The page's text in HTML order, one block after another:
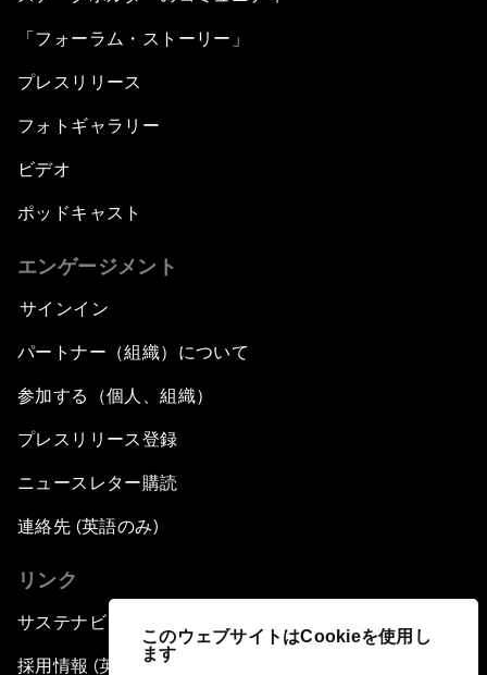
このウェブサイトはCookieを使用し
ます
「フォーラム・ストーリー」
プレスリリース
フォトギャラリー
ビデオ
ポッドキャスト
エンゲージメント
サインイン
パートナー（組織）について
参加する（個人、組織）
プレスリリース登録
ニュースレター購読
連絡先 (英語のみ)
リンク
サステナビリティへの取り組み
採用情報 (英語のみ)